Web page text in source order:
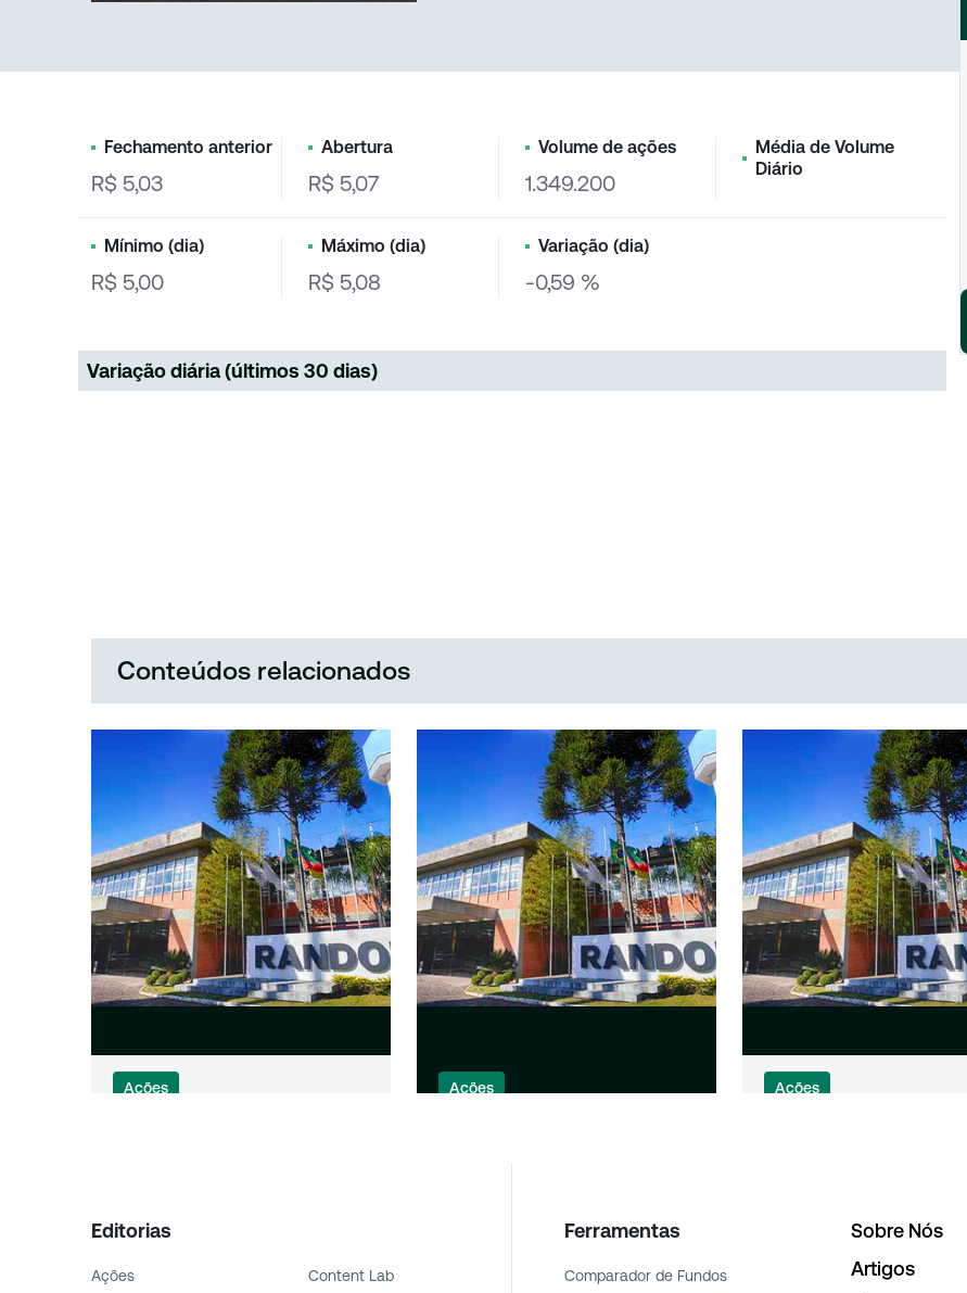
Fechamento anterior
R$ 5,03
Abertura
R$ 5,07
Volume de ações
1.349.200
Média de Volume
Diário
Mínimo (dia)
R$ 5,00
Máximo (dia)
R$ 5,08
Variação (dia)
-0,59 %
Variação diária (últimos 30 dias)
Conteúdos relacionados
Ações Ações Ações
Editorias
Ações
Content Lab
Ferramentas
Comparador de Fundos
Sobre Nós
Artigos